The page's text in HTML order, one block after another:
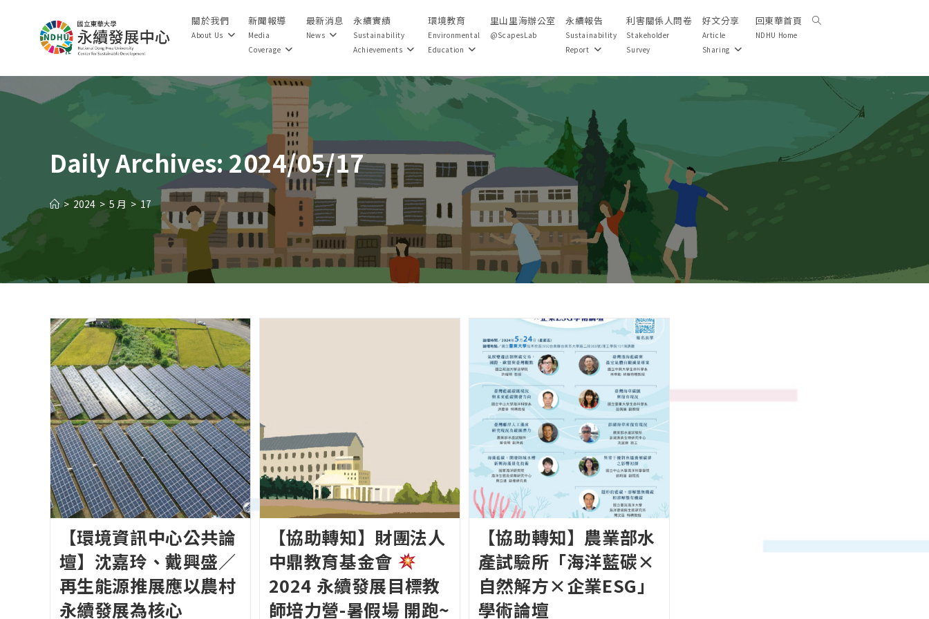
關於我們
About Us
新聞報導
Media
Coverage
最新消息
News
永續實績
Sustainability
Achievements
環境教育
Environmental
Education
里山里海辦公室
@ScapesLab
永續報告
Sustainability
Report
利害關係人問卷
Stakeholder
Survey
好文分享
Article
Sharing
回東華首頁
NDHU Home
Toggle
Daily Archives: 2024/05/17
> 2024 > 5 月 > 17
【環境資訊中心公共論
壇】沈嘉玲、戴興盛／
再生能源推展應以農村
永續發展為核心
【協助轉知】財團法人
中鼎教育基金會
2024 永續發展目標教
師培力營-暑假場 開跑~
【協助轉知】農業部水
產試驗所「海洋藍碳×
自然解方×企業ESG」
學術論壇